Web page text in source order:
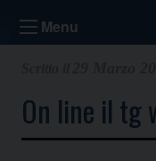
Menu
On line il tg